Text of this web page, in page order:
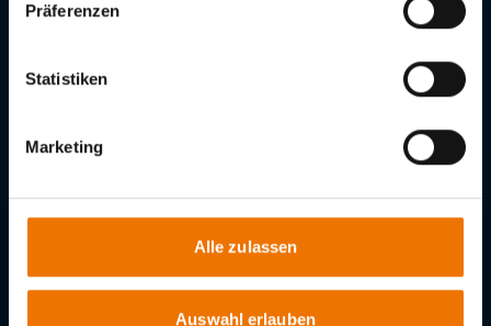
Präferenzen
Statistiken
Marketing
Alle zulassen
Auswahl erlauben
Stellenangebote
Niederlassung SLV München
Tel.: